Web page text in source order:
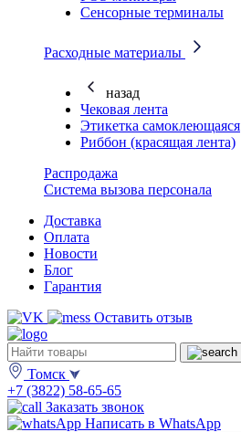
Сенсорные терминалы
Расходные материалы
назад
Чековая лента
Этикетка самоклеющаяся
Риббон (красящая лента)
Распродажа
Система вызова персонала
Доставка
Оплата
Новости
Блог
Гарантия
Оставить отзыв
Томск
+7 (3822) 58-65-65
Заказать звонок
Написать в WhatsApp